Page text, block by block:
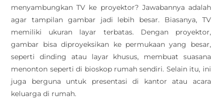
menyambungkan TV ke proyektor? Jawabannya adalah
agar tampilan gambar jadi lebih besar. Biasanya, TV
memiliki ukuran layar terbatas. Dengan proyektor,
gambar bisa diproyeksikan ke permukaan yang besar,
seperti dinding atau layar khusus, membuat suasana
menonton seperti di bioskop rumah sendiri. Selain itu, ini
juga berguna untuk presentasi di kantor atau acara
keluarga di rumah.